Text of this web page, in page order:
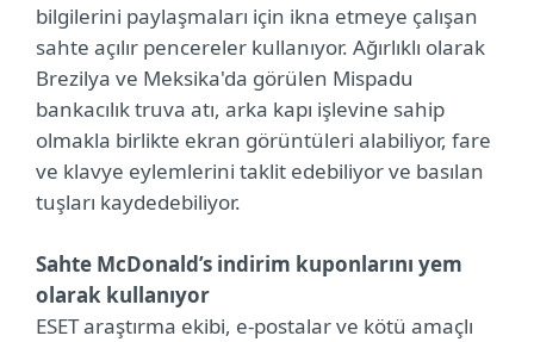
bilgilerini paylaşmaları için ikna etmeye çalışan
sahte açılır pencereler kullanıyor. Ağırlıklı olarak
Brezilya ve Meksika'da görülen Mispadu
bankacılık truva atı, arka kapı işlevine sahip
olmakla birlikte ekran görüntüleri alabiliyor, fare
ve klavye eylemlerini taklit edebiliyor ve basılan
tuşları kaydedebiliyor.
Sahte McDonald’s indirim kuponlarını yem
olarak kullanıyor
ESET araştırma ekibi, e-postalar ve kötü amaçlı